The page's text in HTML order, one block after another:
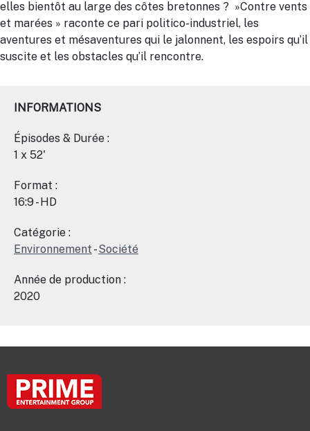
elles bientôt au large des côtes bretonnes ? »Contre vents
et marées » raconte ce pari politico-industriel, les
aventures et mésaventures qui le jalonnent, les espoirs qu’il
suscite et les obstacles qu’il rencontre.
INFORMATIONS
Épisodes & Durée :
1 x 52'
Format :
16:9 - HD
Catégorie :
Environnement -Société
Année de production :
2020